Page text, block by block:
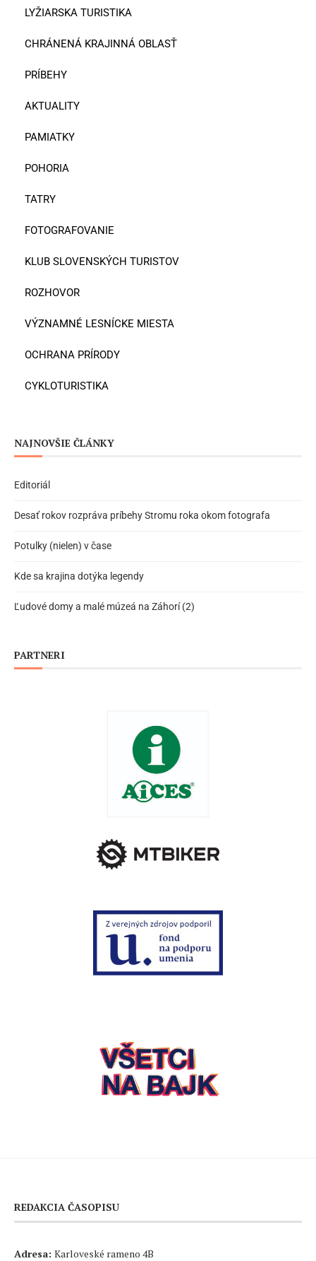
LYŽIARSKA TURISTIKA
CHRÁNENÁ KRAJINNÁ OBLASŤ
PRÍBEHY
AKTUALITY
PAMIATKY
POHORIA
TATRY
FOTOGRAFOVANIE
KLUB SLOVENSKÝCH TURISTOV
ROZHOVOR
VÝZNAMNÉ LESNÍCKE MIESTA
OCHRANA PRÍRODY
CYKLOTURISTIKA
NAJNOVŠIE ČLÁNKY
Editoriál
Desať rokov rozpráva príbehy Stromu roka okom fotografa
Potulky (nielen) v čase
Kde sa krajina dotýka legendy
Ľudové domy a malé múzeá na Záhorí (2)
PARTNERI
REDAKCIA ČASOPISU
Adresa: Karloveské rameno 4B